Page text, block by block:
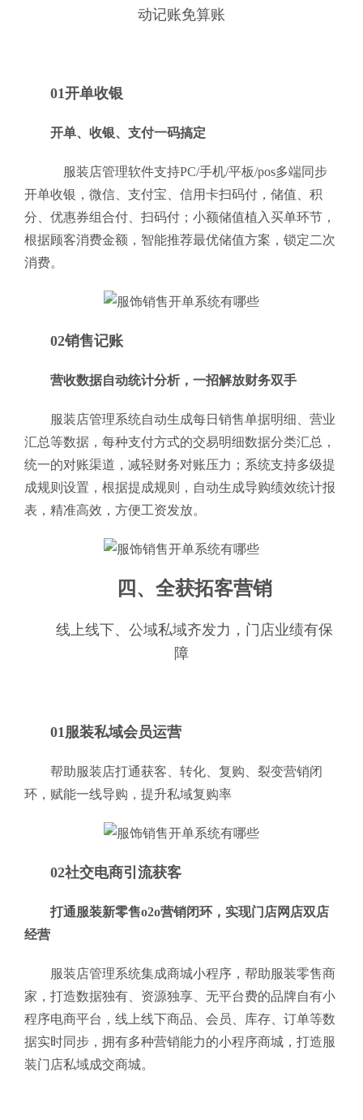
动记账免算账
01开单收银
开单、收银、支付一码搞定
服装店管理软件支持PC/手机/平板/pos多端同步
开单收银，微信、支付宝、信用卡扫码付，储值、积
分、优惠券组合付、扫码付；小额储值植入买单环节，
根据顾客消费金额，智能推荐最优储值方案，锁定二次
消费。
02销售记账
营收数据自动统计分析，一招解放财务双手
服装店管理系统自动生成每日销售单据明细、营业
汇总等数据，每种支付方式的交易明细数据分类汇总，
统一的对账渠道，减轻财务对账压力；系统支持多级提
成规则设置，根据提成规则，自动生成导购绩效统计报
表，精准高效，方便工资发放。
四、全获拓客营销
线上线下、公域私域齐发力，门店业绩有保
障
01服装私域会员运营
帮助服装店打通获客、转化、复购、裂变营销闭
环，赋能一线导购，提升私域复购率
02社交电商引流获客
打通服装新零售o2o营销闭环，实现门店网店双店
经营
服装店管理系统集成商城小程序，帮助服装零售商
家，打造数据独有、资源独享、无平台费的品牌自有小
程序电商平台，线上线下商品、会员、库存、订单等数
据实时同步，拥有多种营销能力的小程序商城，打造服
装门店私域成交商城。